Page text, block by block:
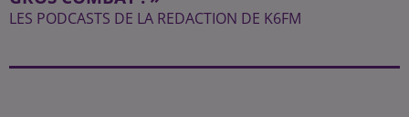
LES PODCASTS DE LA REDACTION DE K6FM